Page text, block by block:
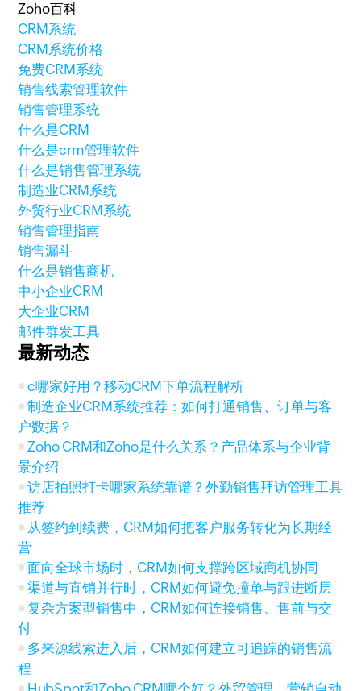
Zoho百科
CRM系统
CRM系统价格
免费CRM系统
销售线索管理软件
销售管理系统
什么是CRM
什么是crm管理软件
什么是销售管理系统
制造业CRM系统
外贸行业CRM系统
销售管理指南
销售漏斗
什么是销售商机
中小企业CRM
大企业CRM
邮件群发工具
最新动态
c哪家好用？移动CRM下单流程解析
制造企业CRM系统推荐：如何打通销售、订单与客
户数据？
Zoho CRM和Zoho是什么关系？产品体系与企业背
景介绍
访店拍照打卡哪家系统靠谱？外勤销售拜访管理工具
推荐
从签约到续费，CRM如何把客户服务转化为长期经
营
面向全球市场时，CRM如何支撑跨区域商机协同
渠道与直销并行时，CRM如何避免撞单与跟进断层
复杂方案型销售中，CRM如何连接销售、售前与交
付
多来源线索进入后，CRM如何建立可追踪的销售流
程